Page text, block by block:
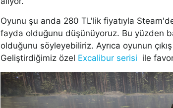
Oyunu şu anda 280 TL'lik fiyatıyla
fayda olduğunu düşünüyoruz. Bu yüzden
olduğunu söyleyebiliriz. Ayrıca oyunun
Geliştirdiğimiz özel Excalibur serisi ile